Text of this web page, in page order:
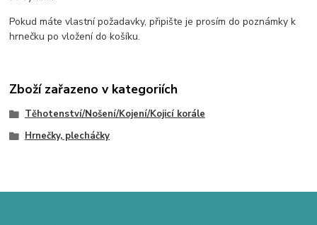
Pokud máte vlastní požadavky, připište je prosím do poznámky k
hrnečku po vložení do košíku.
Zboží zařazeno v kategoriích
Těhotenství/Nošení/Kojení/Kojicí korále
Hrnečky, plecháčky